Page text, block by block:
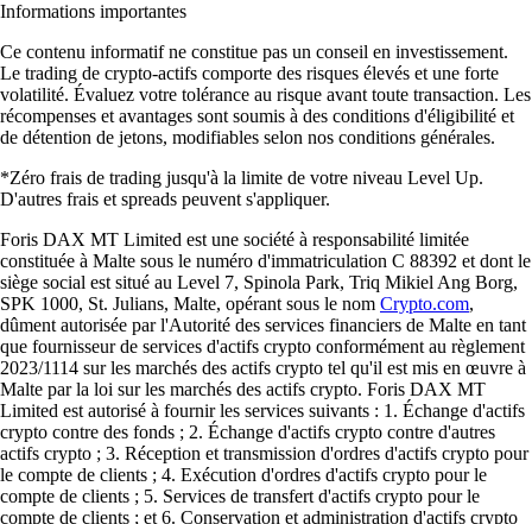
Informations importantes
Ce contenu informatif ne constitue pas un conseil en investissement.
Le trading de crypto-actifs comporte des risques élevés et une forte
volatilité. Évaluez votre tolérance au risque avant toute transaction. Les
récompenses et avantages sont soumis à des conditions d'éligibilité et
de détention de jetons, modifiables selon nos conditions générales.
*Zéro frais de trading jusqu'à la limite de votre niveau Level Up.
D'autres frais et spreads peuvent s'appliquer.
Foris DAX MT Limited est une société à responsabilité limitée
constituée à Malte sous le numéro d'immatriculation C 88392 et dont le
siège social est situé au Level 7, Spinola Park, Triq Mikiel Ang Borg,
SPK 1000, St. Julians, Malte, opérant sous le nom Crypto.com,
dûment autorisée par l'Autorité des services financiers de Malte en tant
que fournisseur de services d'actifs crypto conformément au règlement
2023/1114 sur les marchés des actifs crypto tel qu'il est mis en œuvre à
Malte par la loi sur les marchés des actifs crypto. Foris DAX MT
Limited est autorisé à fournir les services suivants : 1. Échange d'actifs
crypto contre des fonds ; 2. Échange d'actifs crypto contre d'autres
actifs crypto ; 3. Réception et transmission d'ordres d'actifs crypto pour
le compte de clients ; 4. Exécution d'ordres d'actifs crypto pour le
compte de clients ; 5. Services de transfert d'actifs crypto pour le
compte de clients ; et 6. Conservation et administration d'actifs crypto